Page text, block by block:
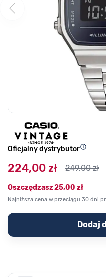
Oficjalny dystrybutor
224,00 zł 249,00 zł
Oszczędzasz25,00 zł
Najniższa cena w przeciągu 30 dni
Dodaj